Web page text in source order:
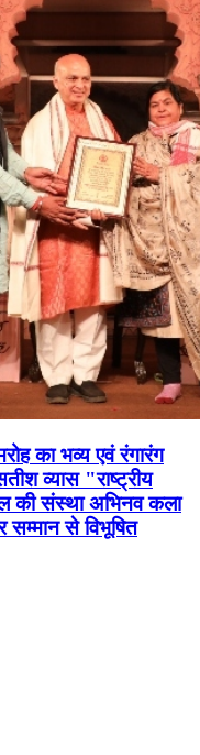
का भव्य एवं रंगारंग
व्यास "राष्ट्रीय
की संस्था अभिनव कला
सम्मान से विभूषित